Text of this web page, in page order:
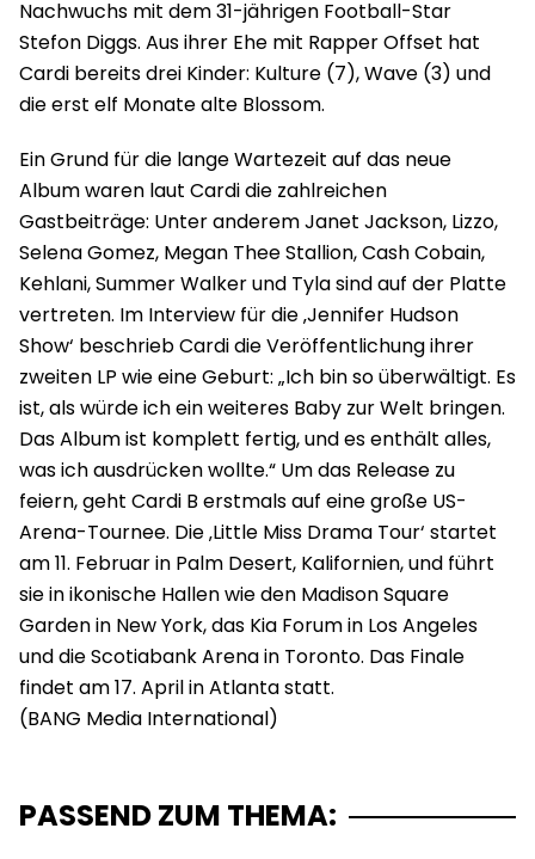
Nachwuchs mit dem 31-jährigen Football-Star
Stefon Diggs. Aus ihrer Ehe mit Rapper Offset hat
Cardi bereits drei Kinder: Kulture (7), Wave (3) und
die erst elf Monate alte Blossom.
Ein Grund für die lange Wartezeit auf das neue
Album waren laut Cardi die zahlreichen
Gastbeiträge: Unter anderem Janet Jackson, Lizzo,
Selena Gomez, Megan Thee Stallion, Cash Cobain,
Kehlani, Summer Walker und Tyla sind auf der Platte
vertreten. Im Interview für die ‚Jennifer Hudson
Show‘ beschrieb Cardi die Veröffentlichung ihrer
zweiten LP wie eine Geburt: „Ich bin so überwältigt. Es
ist, als würde ich ein weiteres Baby zur Welt bringen.
Das Album ist komplett fertig, und es enthält alles,
was ich ausdrücken wollte.“ Um das Release zu
feiern, geht Cardi B erstmals auf eine große US-
Arena-Tournee. Die ‚Little Miss Drama Tour‘ startet
am 11. Februar in Palm Desert, Kalifornien, und führt
sie in ikonische Hallen wie den Madison Square
Garden in New York, das Kia Forum in Los Angeles
und die Scotiabank Arena in Toronto. Das Finale
findet am 17. April in Atlanta statt.
PASSEND ZUM THEMA: